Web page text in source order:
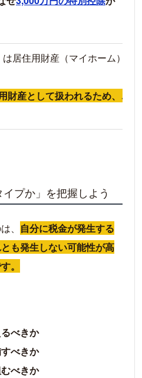
は居住用財産（マイホーム）を
財産として扱われるため、こ
プか」を把握しよう
、 自分に税金が発生する
も発生しない可能性が高
。
べきか
べきか
べきか